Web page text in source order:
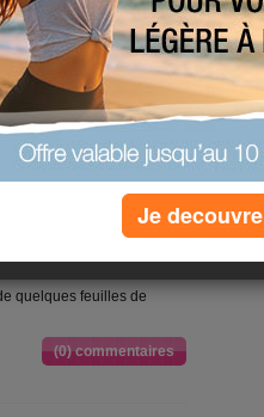
difficulté:
et conserver quelques
puis épépinez. Coupez à
la menthe. Mélangez.
quelques feuilles de
(0) commentaires
Je decouvre